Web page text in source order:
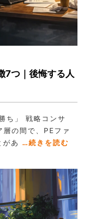
7つ｜後悔する人
ち」 戦略コンサ
の間で、PEファ
があ …続きを読む